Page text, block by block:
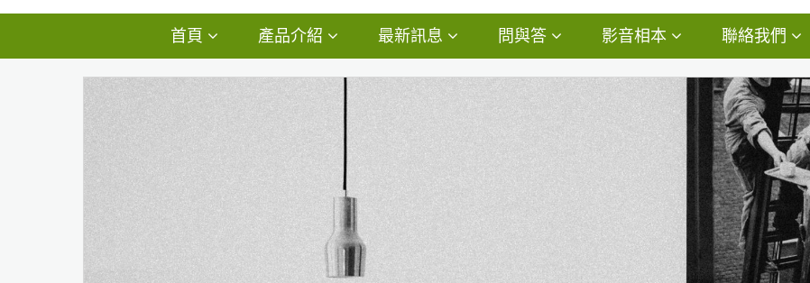
首頁 產品介紹 最新訊息 問與答 影音相本 聯絡我們